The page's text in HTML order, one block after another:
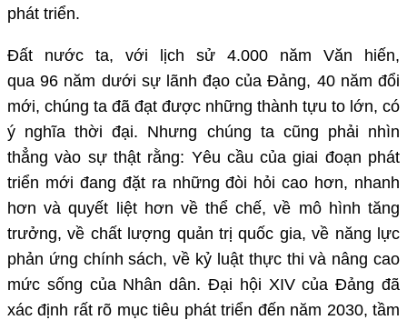
phát triển.
Đất nước ta, với lịch sử 4.000 năm Văn hiến,
qua 96 năm dưới sự lãnh đạo của Đảng, 40 năm đổi
mới, chúng ta đã đạt được những thành tựu to lớn, có
ý nghĩa thời đại. Nhưng chúng ta cũng phải nhìn
thẳng vào sự thật rằng: Yêu cầu của giai đoạn phát
triển mới đang đặt ra những đòi hỏi cao hơn, nhanh
hơn và quyết liệt hơn về thể chế, về mô hình tăng
trưởng, về chất lượng quản trị quốc gia, về năng lực
phản ứng chính sách, về kỷ luật thực thi và nâng cao
mức sống của Nhân dân. Đại hội XIV của Đảng đã
xác định rất rõ mục tiêu phát triển đến năm 2030, tầm